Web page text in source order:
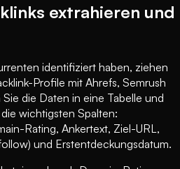
extrahieren und
identifiziert haben, ziehen
Profile mit Ahrefs, Semrush
die Daten in eine Tabelle und
wichtigsten Spalten:
Rating, Ankertext, Ziel-URL,
und Erstentdeckungsdatum.